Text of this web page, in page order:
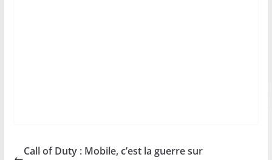
Call of Duty : Mobile, c’est la guerre sur